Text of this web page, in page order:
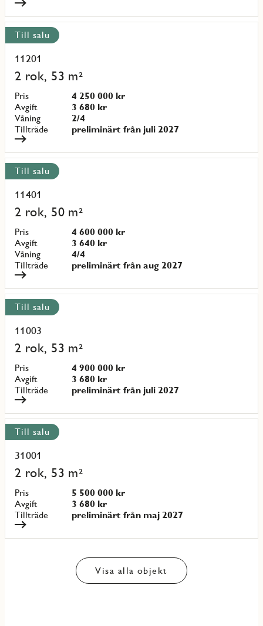
Till salu
11201
2 rok, 53 m²
Pris
4 250 000 kr
Avgift
3 680 kr
Våning
2/4
Tillträde
preliminärt från juli 2027
Läs
mer
om
objekt
{objectNumber}
Till salu
11401
2 rok, 50 m²
Pris
4 600 000 kr
Avgift
3 640 kr
Våning
4/4
Tillträde
preliminärt från aug 2027
Läs
mer
om
objekt
{objectNumber}
Till salu
11003
2 rok, 53 m²
Pris
4 900 000 kr
Avgift
3 680 kr
Tillträde
preliminärt från juli 2027
Läs
mer
om
objekt
{objectNumber}
Till salu
31001
2 rok, 53 m²
Pris
5 500 000 kr
Avgift
3 680 kr
Tillträde
preliminärt från maj 2027
Läs
mer
om
objekt
{objectNumber}
Visa alla objekt